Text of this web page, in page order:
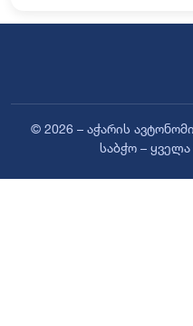
© 2026 – აჭარის
საბჭო –